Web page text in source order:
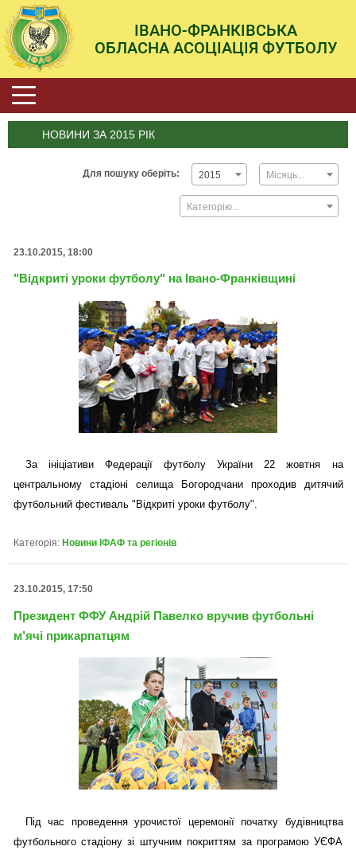
ІВАНО-ФРАНКІВСЬКА
ОБЛАСНА АСОЦІАЦІЯ ФУТБОЛУ
НОВИНИ ЗА 2015 РІК
Для пошуку оберіть: 2015 Місяць...
Категорію...
23.10.2015, 18:00
"Відкриті уроки футболу" на Івано-Франківщині
За ініціативи Федерації футболу України 22 жовтня на
центральному стадіоні селища Богородчани проходив дитячий
футбольний фестиваль "Відкриті уроки футболу".
Категорія: Новини ІФАФ та регіонів
23.10.2015, 17:50
Президент ФФУ Андрій Павелко вручив футбольні
м’ячі прикарпатцям
Під час проведення урочистої церемонії початку будівництва
футбольного стадіону зі штучним покриттям за програмою УЄФА